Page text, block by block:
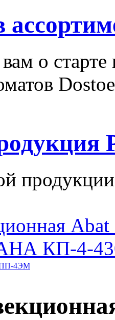
о старте
КП-4-